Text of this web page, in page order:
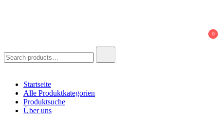
0
for:
Startseite
Alle Produktkategorien
Produktsuche
Über uns